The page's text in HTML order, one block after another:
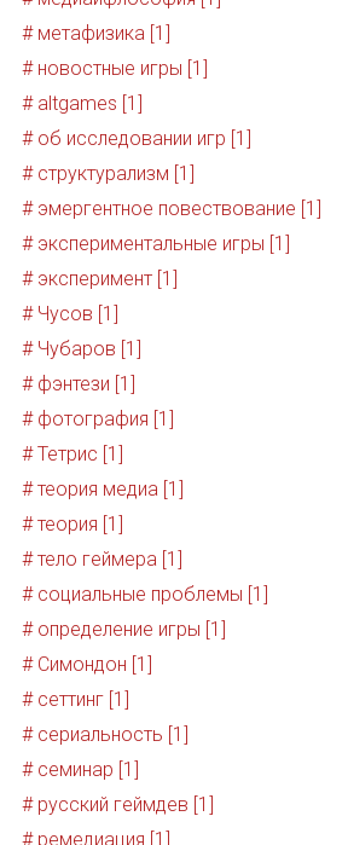
# метафизика [1]
# новостные игры [1]
# altgames [1]
# об исследовании игр [1]
# структурализм [1]
# эмергентное повествование [1]
# экспериментальные игры [1]
# эксперимент [1]
# Чусов [1]
# Чубаров [1]
# фэнтези [1]
# фотография [1]
# Тетрис [1]
# теория медиа [1]
# теория [1]
# тело геймера [1]
# социальные проблемы [1]
# определение игры [1]
# Симондон [1]
# сеттинг [1]
# сериальность [1]
# семинар [1]
# русский геймдев [1]
# ремедиация [1]